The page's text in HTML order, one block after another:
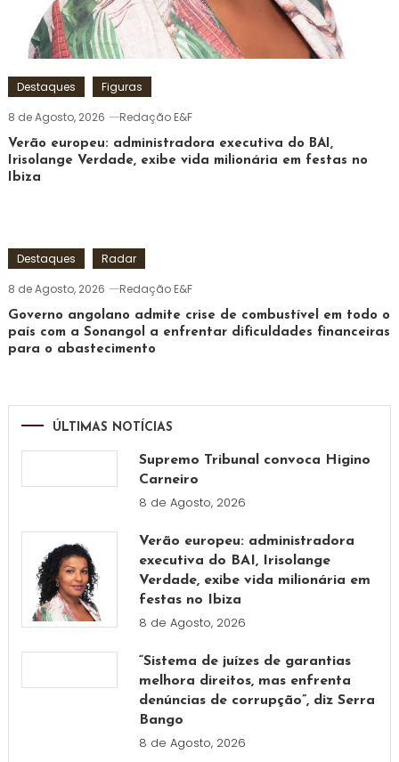
Destaques
Figuras
8 de Agosto, 2026
Redação E&F
Verão europeu: administradora executiva do BAI,
Irisolange Verdade, exibe vida milionária em festas no
Ibiza
Destaques
Radar
8 de Agosto, 2026
Redação E&F
Governo angolano admite crise de combustível em todo o
país com a Sonangol a enfrentar dificuldades financeiras
para o abastecimento
ÚLTIMAS NOTÍCIAS
Supremo Tribunal convoca Higino
Carneiro
8 de Agosto, 2026
Verão europeu: administradora
executiva do BAI, Irisolange
Verdade, exibe vida milionária em
festas no Ibiza
8 de Agosto, 2026
“Sistema de juízes de garantias
melhora direitos, mas enfrenta
denúncias de corrupção”, diz Serra
Bango
8 de Agosto, 2026